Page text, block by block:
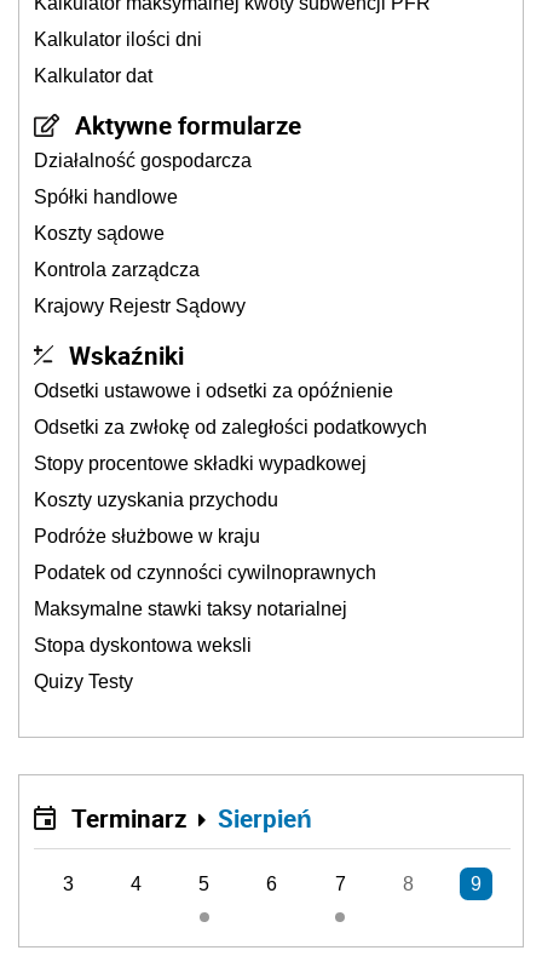
Kalkulator ilości dni
Kalkulator dat
Aktywne formularze
Działalność gospodarcza
Spółki handlowe
Koszty sądowe
Kontrola zarządcza
Krajowy Rejestr Sądowy
Wskaźniki
Odsetki ustawowe i odsetki za opóźnienie
Odsetki za zwłokę od zaległości podatkowych
Stopy procentowe składki wypadkowej
Koszty uzyskania przychodu
Podróże służbowe w kraju
Podatek od czynności cywilnoprawnych
Maksymalne stawki taksy notarialnej
Stopa dyskontowa weksli
Quizy Testy
Terminarz Sierpień
3 4 5 6 7 8 9